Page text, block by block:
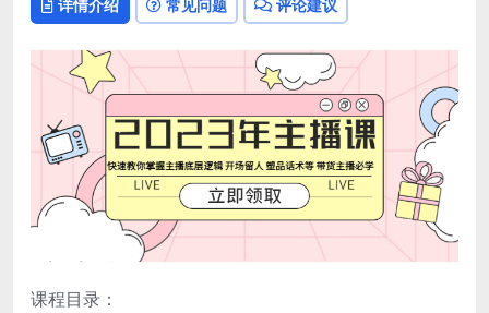
详情介绍 常见问题 评论建议
课程目录：